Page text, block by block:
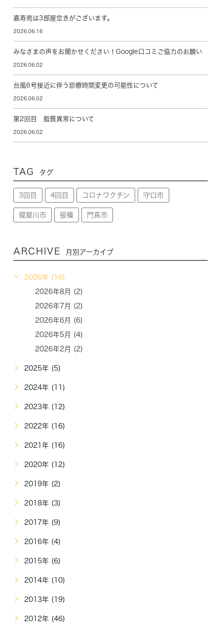
嘉寿苑は3部屋空きがございます。
2026.06.16
みなさまの声をお聞かせください！Google口コミご協力のお願い
2026.06.02
台風6号接近に伴う診療時間変更の可能性について
2026.06.02
第2回目 脂質異常について
2026.06.02
TAG タグ
3回目 4回目 コロナワクチン 守口市
寝屋川市 接種 門真市
ARCHIVE 月別アーカイブ
2026年 (16)
2026年8月 (2)
2026年7月 (2)
2026年6月 (6)
2026年5月 (4)
2026年2月 (2)
2025年 (5)
2024年 (11)
2023年 (12)
2022年 (16)
2021年 (16)
2020年 (12)
2019年 (2)
2018年 (3)
2017年 (9)
2016年 (4)
2015年 (6)
2014年 (10)
2013年 (19)
2012年 (46)